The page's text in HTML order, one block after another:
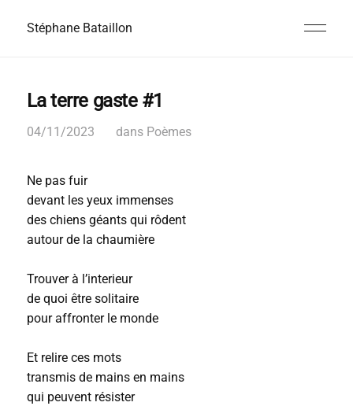
Stéphane Bataillon
La terre gaste #1
04/11/2023 dans Poèmes
Ne pas fuir
devant les yeux immenses
des chiens géants qui rôdent
autour de la chaumière
Trouver à l’interieur
de quoi être solitaire
pour affronter le monde
Et relire ces mots
transmis de mains en mains
qui peuvent résister